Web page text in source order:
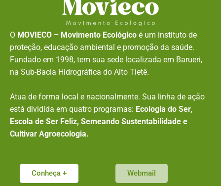
O MOVIECO – Movimento Ecológico é um instituto de
proteção, educação ambiental e promoção da saúde.
Fundado em 1998, tem sua sede localizada em Barueri,
na Sub-Bacia Hidrográfica do Alto Tietê.
Atua de forma local e nacionalmente. Sua linha de ação
está dividida em quatro programas: Ecologia do Ser,
Escola de Ser Feliz, Semeando Sustentabilidade e
Cultivar Agroecologia.
Conheça + Webmail